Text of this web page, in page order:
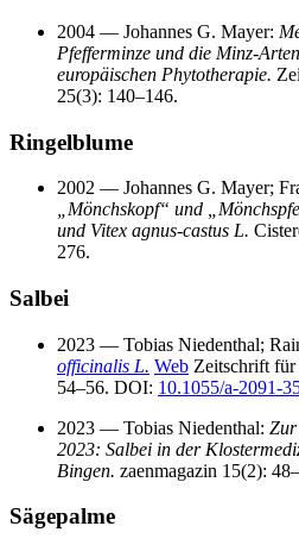
2004 — Johannes G. Mayer:
Pfefferminze und die
europäischen Phytotherapie.
25(3): 140–146.
Ringelblume
2002 — Johannes G. Mayer;
„Mönchskopf“ und
und Vitex agnus‑castus L.
276.
Salbei
2023 — Tobias Niedenthal;
officinalis L. Web Zeitschrift
54–56. DOI: 10.1055/a-2091-
2023 — Tobias Niedenthal: Zur
2023: Salbei in der
Bingen. zaenmagazin 15(2):
Sägepalme